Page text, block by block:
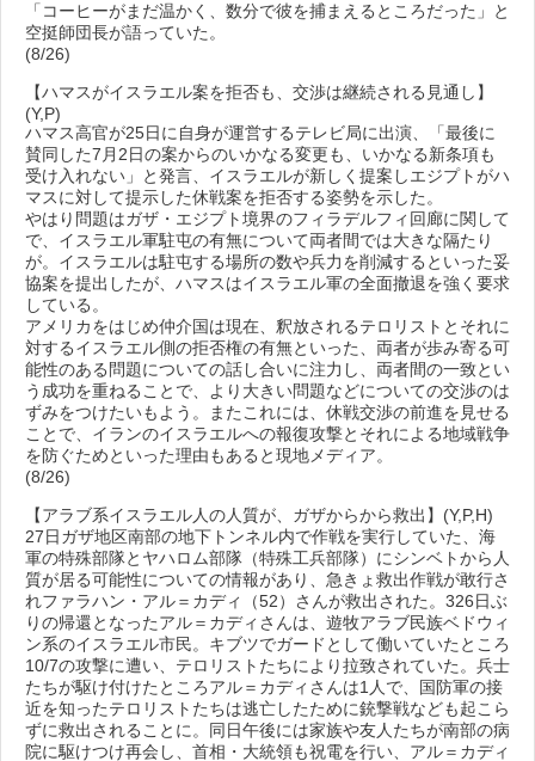
「コーヒーがまだ温かく、数分で彼を捕まえるところだった」と
空挺師団長が語っていた。
(8/26)
【ハマスがイスラエル案を拒否も、交渉は継続される見通し】
(Y,P)
ハマス高官が25日に自身が運営するテレビ局に出演、「最後に
賛同した7月2日の案からのいかなる変更も、いかなる新条項も
受け入れない」と発言、イスラエルが新しく提案しエジプトがハ
マスに対して提示した休戦案を拒否する姿勢を示した。
やはり問題はガザ・エジプト境界のフィラデルフィ回廊に関して
で、イスラエル軍駐屯の有無について両者間では大きな隔たり
が。イスラエルは駐屯する場所の数や兵力を削減するといった妥
協案を提出したが、ハマスはイスラエル軍の全面撤退を強く要求
している。
アメリカをはじめ仲介国は現在、釈放されるテロリストとそれに
対するイスラエル側の拒否権の有無といった、両者が歩み寄る可
能性のある問題についての話し合いに注力し、両者間の一致とい
う成功を重ねることで、より大きい問題などについての交渉のは
ずみをつけたいもよう。またこれには、休戦交渉の前進を見せる
ことで、イランのイスラエルへの報復攻撃とそれによる地域戦争
を防ぐためといった理由もあると現地メディア。
(8/26)
【アラブ系イスラエル人の人質が、ガザからから救出】(Y,P,H)
27日ガザ地区南部の地下トンネル内で作戦を実行していた、海
軍の特殊部隊とヤハロム部隊（特殊工兵部隊）にシンベトから人
質が居る可能性についての情報があり、急きょ救出作戦が敢行さ
れファラハン・アル＝カディ（52）さんが救出された。326日ぶ
りの帰還となったアル＝カディさんは、遊牧アラブ民族ベドウィ
ン系のイスラエル市民。キブツでガードとして働いていたところ
10/7の攻撃に遭い、テロリストたちにより拉致されていた。兵士
たちが駆け付けたところアル＝カディさんは1人で、国防軍の接
近を知ったテロリストたちは逃亡したために銃撃戦なども起こら
ずに救出されることに。同日午後には家族や友人たちが南部の病
院に駆けつけ再会し、首相・大統領も祝電を行い、アル＝カディ